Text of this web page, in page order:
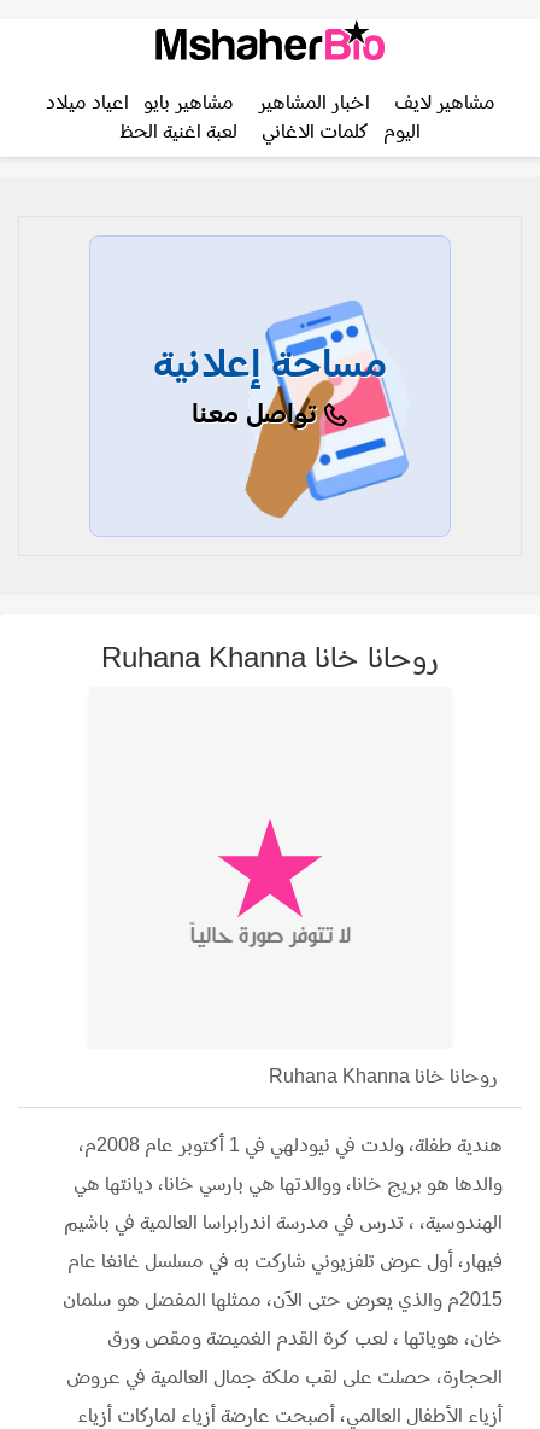
مشاهير لايف اخبار المشاهير مشاهير بايو
اعياد ميلاد
اليوم
كلمات الاغاني لعبة اغنية الحظ
مساحة إعلانية
تواصل معنا
روحانا خانا Ruhana Khanna
روحانا خانا Ruhana Khanna
هندية طفلة، ولدت في نيودلهي في 1 أكتوبر عام 2008م،
والدها هو بريج خانا، ووالدتها هي بارسي خانا، ديانتها هي
الهندوسية، ، تدرس في مدرسة اندرابراسا العالمية في باشيم
فيهار، أول عرض تلفزيوني شاركت به في مسلسل غانغا عام
2015م والذي يعرض حتى الآن، ممثلها المفضل هو سلمان
خان، هوياتها ، لعب كرة القدم الغميضة ومقص ورق
الحجارة، حصلت على لقب ملكة جمال العالمية في عروض
أزياء الأطفال العالمي، أصبحت عارضة أزياء لماركات أزياء